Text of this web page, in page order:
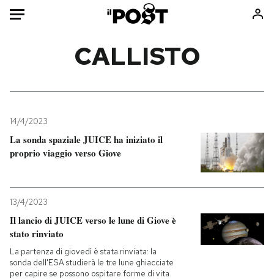
Mondo
Politica
Tecnologia
Scienza
Cultura
Economia
Consumismi
Ok Boomer!
Media
Altrecose
Mondiali calcio 2026
CALLISTO
14/4/2023
La sonda spaziale JUICE ha iniziato il
proprio viaggio verso Giove
13/4/2023
Il lancio di JUICE verso le lune di Giove è
stato rinviato
La partenza di giovedì è stata rinviata: la
sonda dell'ESA studierà le tre lune ghiacciate
per capire se possono ospitare forme di vita